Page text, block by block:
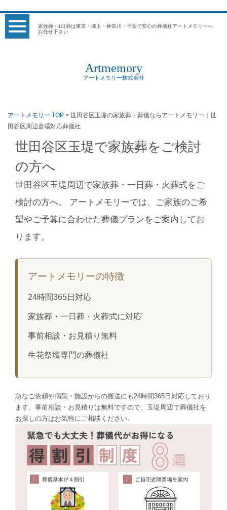
家族葬・1日葬は東京・埼玉・神奈川・千葉で安心の葬儀社アートメモリーへ
お任せ下さい
Artmemory
アートメモリー株式会社
アートメモリー TOP > 世田谷区玉堤の家族葬・葬儀ならアートメモリー｜世
田谷区周辺斎場対応葬儀社
世田谷区玉堤で家族葬をご検討
の方へ
世田谷区玉堤周辺で家族葬・一日葬・火葬式をご
検討の方へ。 アートメモリーでは、ご家族のご希
望やご予算に合わせた葬儀プランをご案内してお
ります。
アートメモリーの特徴
24時間365日対応
家族葬・一日葬・火葬式に対応
事前相談・お見積り無料
生花祭壇専門の葬儀社
急なご依頼や病院・施設からの搬送にも24時間365日対応しており
ます。事前相談・お見積りは無料ですので、玉堤周辺で葬儀社を
お探しの方はお気軽にご相談ください。